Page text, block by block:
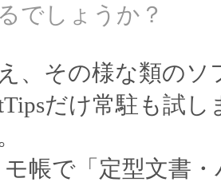
でしょうか？
、その様な類の
だけ常駐も試
帳で「定型文書